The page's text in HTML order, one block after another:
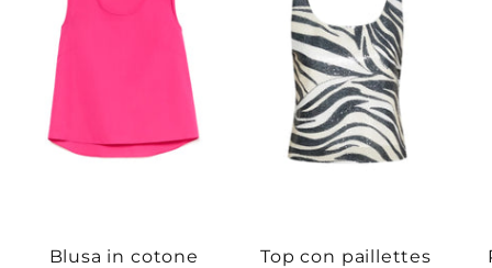
Blusa in cotone Top con paillettes